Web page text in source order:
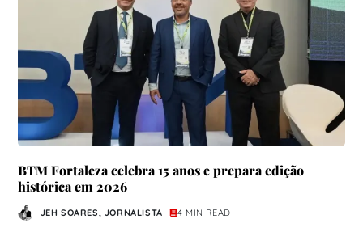
BTM Fortaleza celebra 15 anos e prepara edição
histórica em 2026
JEH SOARES, JORNALISTA
4 MIN READ